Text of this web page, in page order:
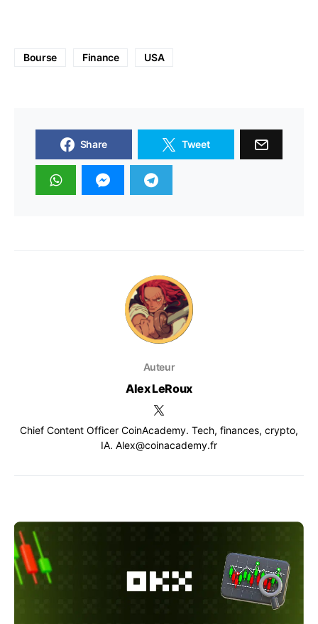
Bourse Finance USA
Share Tweet
Auteur
Alex LeRoux
Chief Content Officer CoinAcademy. Tech, finances, crypto,
IA. Alex@coinacademy.fr